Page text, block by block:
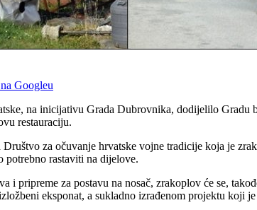
Googleu
na inicijativu Grada Dubrovnika, dodijelilo
restauraciju.
za očuvanje hrvatske vojne tradicije koja je
potrebno rastaviti na dijelove.
i pripreme za postavu na nosač, zrakoplov će se,
eksponat, a sukladno izrađenom projektu koji